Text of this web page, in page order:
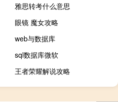
雅思转考什么意思
眼镜 魔女攻略
web与数据库
sql数据库微软
王者荣耀解说攻略